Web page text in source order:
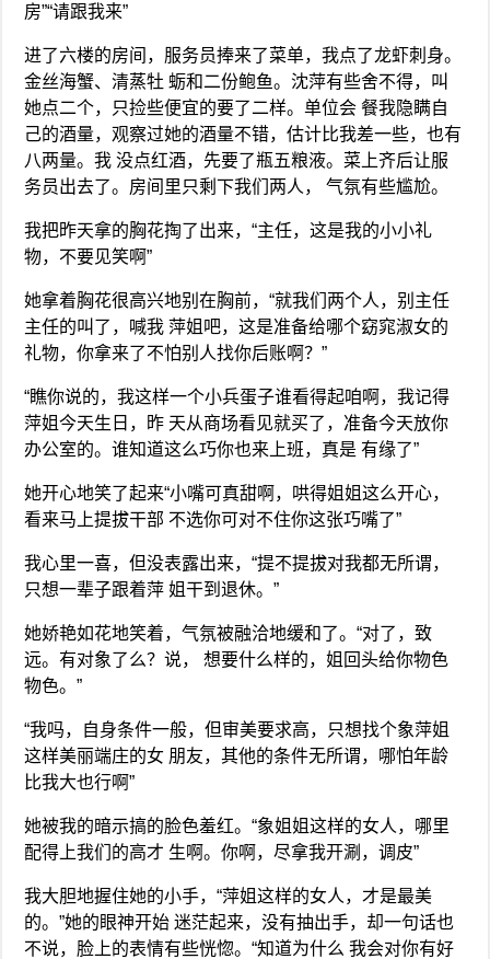
房”“请跟我来”
进了六楼的房间，服务员捧来了菜单，我点了龙虾刺身。
金丝海蟹、清蒸牡 蛎和二份鲍鱼。沈萍有些舍不得，叫
她点二个，只捡些便宜的要了二样。单位会 餐我隐瞒自
己的酒量，观察过她的酒量不错，估计比我差一些，也有
八两量。我 没点红酒，先要了瓶五粮液。菜上齐后让服
务员出去了。房间里只剩下我们两人， 气氛有些尴尬。
我把昨天拿的胸花掏了出来，“主任，这是我的小小礼
物，不要见笑啊”
她拿着胸花很高兴地别在胸前，“就我们两个人，别主任
主任的叫了，喊我 萍姐吧，这是准备给哪个窈窕淑女的
礼物，你拿来了不怕别人找你后账啊？”
“瞧你说的，我这样一个小兵蛋子谁看得起咱啊，我记得
萍姐今天生日，昨 天从商场看见就买了，准备今天放你
办公室的。谁知道这么巧你也来上班，真是 有缘了”
她开心地笑了起来“小嘴可真甜啊，哄得姐姐这么开心，
看来马上提拔干部 不选你可对不住你这张巧嘴了”
我心里一喜，但没表露出来，“提不提拔对我都无所谓，
只想一辈子跟着萍 姐干到退休。”
她娇艳如花地笑着，气氛被融洽地缓和了。“对了，致
远。有对象了么？说， 想要什么样的，姐回头给你物色
物色。”
“我吗，自身条件一般，但审美要求高，只想找个象萍姐
这样美丽端庄的女 朋友，其他的条件无所谓，哪怕年龄
比我大也行啊”
她被我的暗示搞的脸色羞红。“象姐姐这样的女人，哪里
配得上我们的高才 生啊。你啊，尽拿我开涮，调皮”
我大胆地握住她的小手，“萍姐这样的女人，才是最美
的。”她的眼神开始 迷茫起来，没有抽出手，却一句话也
不说，脸上的表情有些恍惚。“知道为什么 我会对你有好